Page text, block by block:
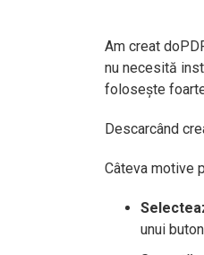
Am creat
nu necesită
folosește
Descarcând
Câteva motive
unui